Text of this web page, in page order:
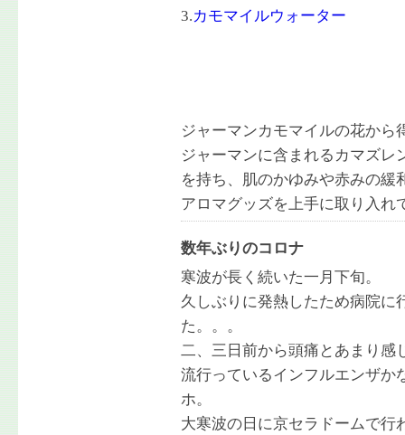
3.カモマイルウォーター
ジャーマンカモマイルの花から
ジャーマンに含まれるカマズレ
を持ち、肌のかゆみや赤みの緩
アロマグッズを上手に取り入れ
数年ぶりのコロナ
寒波が長く続いた一月下旬。
久しぶりに発熱したため病院に
た。。。
二、三日前から頭痛とあまり感
流行っているインフルエンザか
ホ。
大寒波の日に京セラドームで行